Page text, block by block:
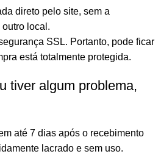
direto pelo site, sem a
local.
SSL. Portanto, pode ficar
está totalmente protegida.
tiver algum problema,
até 7 dias após o recebimento
lacrado e sem uso.